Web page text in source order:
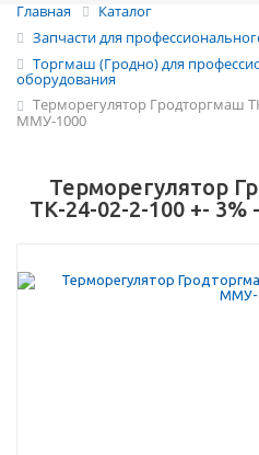
Главная
Каталог
Запчасти для
Торгмаш (Гродно) для
оборудования
Терморегулятор Гродторгмаш
ММУ-1000
Терморегулятор
ТК-24-02-2-100 +-